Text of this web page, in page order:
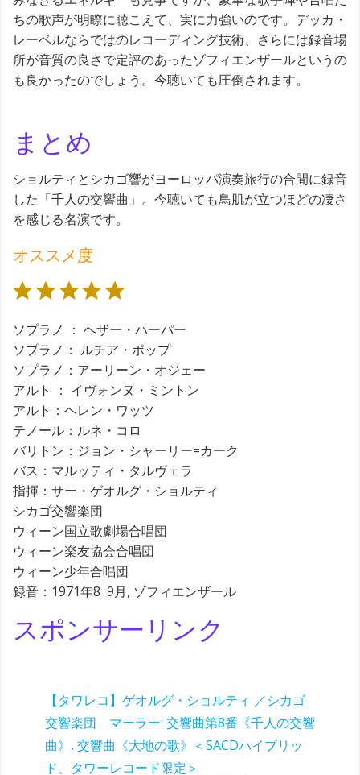
ちの歌声が明瞭に聴こえて、実に力強いのです。デッカ・
レーベルならではのレコーディング技術、さらには録音場
所が音質の良さで定評のあったゾフィエンザールというの
も良かったのでしょう。今聴いても圧倒されます。
まとめ
ショルティとシカゴ響がヨーロッパ演奏旅行の合間に録音
した「千人の交響曲」。今聴いても鳥肌が立つほどの凄さ
を感じる名演です。
オススメ度
ソプラノ ： ヘザー・ハーパー
ソプラノ： ルチア・ポップ
ソプラノ：アーリーン・オジェー
アルト ： イヴォンヌ・ミントン
アルト：ヘレン・ワッツ
テノール：ルネ・コロ
バリトン：ジョン・シャーリー=カーク
バス：マルッティ・タルヴェラ
指揮：サー・ゲオルグ・ショルティ
シカゴ交響楽団
ウィーン国立歌劇場合唱団
ウィーン楽友協会合唱団
ウィーン少年合唱団
録音：1971年8ｰ9月, ゾフィエンザール
スポンサーリンク
【タワレコ】ゲオルグ・ショルティ ／シカゴ
交響楽団 マーラー: 交響曲第8番《千人の交響
曲》, 交響曲《大地の歌》＜SACDハイブリッ
ド、タワーレコード限定＞